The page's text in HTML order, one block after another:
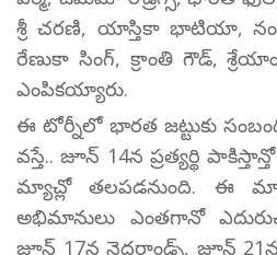
శ్రీ చరణి, యాస్తికా భాటియా,
రేణుకా సింగ్, క్రాంతి గౌడ్,
ఎంపికయ్యారు.
ఈ టోర్నీలో భారత జట్టుకు
వస్తే.. జూన్ 14న ప్రత్యర్థి
మ్యాచ్లో తలపడనుంది. ఈ
అభిమానులు ఎంతగానో
జూన్ 17న నెదర్లాండ్స్, జూన్